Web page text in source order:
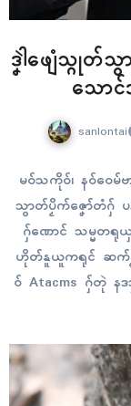
ဒၞါဲဖျေံသ္ဂုတ်
သော
sanlontai
မဝ်သကိုဝ်၊ နဝ်ဝေမ်
သွာတ်ပၟိက်ဇၞော်တံဂှ် ပ
ဂှ်ဏောၚ် သမ္မတရု
ဟိုတ်နူယူကရုၚ် ဆက်
ဝ် Atacms ဂှ်တုဲ